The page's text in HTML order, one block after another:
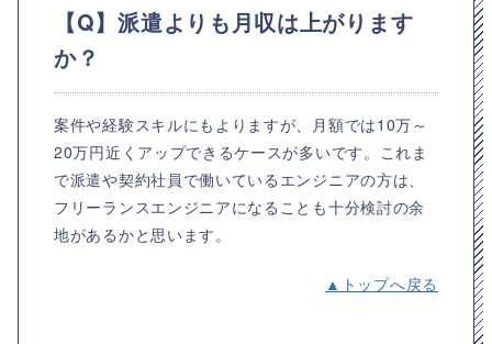
【Q】派遣よりも月収は上がります
か？
案件や経験スキルにもよりますが、月額では10万～
20万円近くアップできるケースが多いです。これま
で派遣や契約社員で働いているエンジニアの方は、
フリーランスエンジニアになることも十分検討の余
地があるかと思います。
▲トップへ戻る